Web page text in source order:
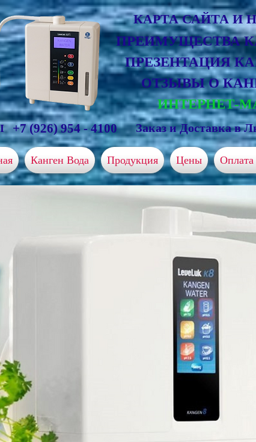
КАРТА САЙТА И
ПРЕИМУЩЕСТВА
ПРЕЗЕНТАЦИЯ
ОТЗЫВЫ О
ИНТЕРНЕТ-
+7 (926) 954 - 4100 Заказ и Доставка в
Канген Вода Продукция Цены Оплата
КАНГЕН